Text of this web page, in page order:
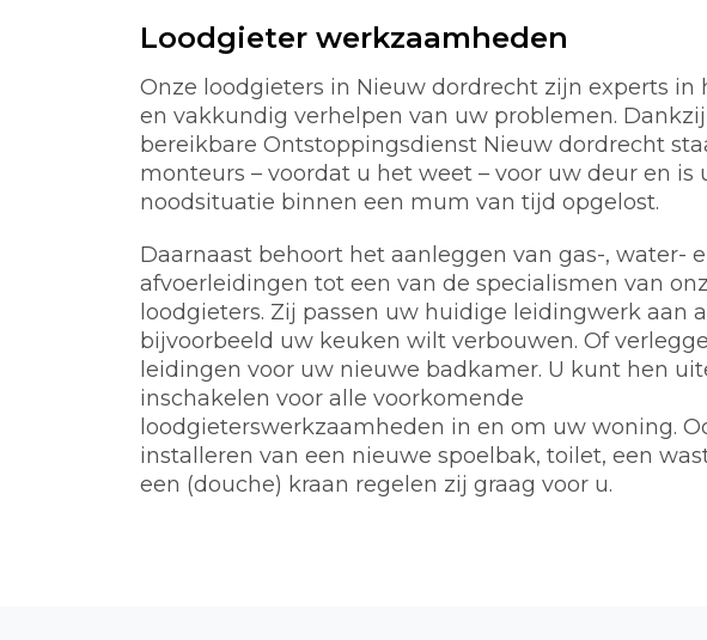
Loodgieter werkzaamheden
Onze loodgieters in Nieuw dordrecht zijn experts in
en vakkundig verhelpen van uw problemen.
bereikbare Ontstoppingsdienst Nieuw dordrecht
monteurs – voordat u het weet – voor uw deur en is
noodsituatie binnen een mum van tijd opgelost.
Daarnaast behoort het aanleggen van gas-, water-
afvoerleidingen tot een van de specialismen van
loodgieters. Zij passen uw huidige leidingwerk aan
bijvoorbeeld uw keuken wilt verbouwen. Of
leidingen voor uw nieuwe badkamer. U kunt hen
inschakelen voor alle voorkomende
loodgieterswerkzaamheden in en om uw woning.
installeren van een nieuwe spoelbak, toilet, een
een (douche) kraan regelen zij graag voor u.